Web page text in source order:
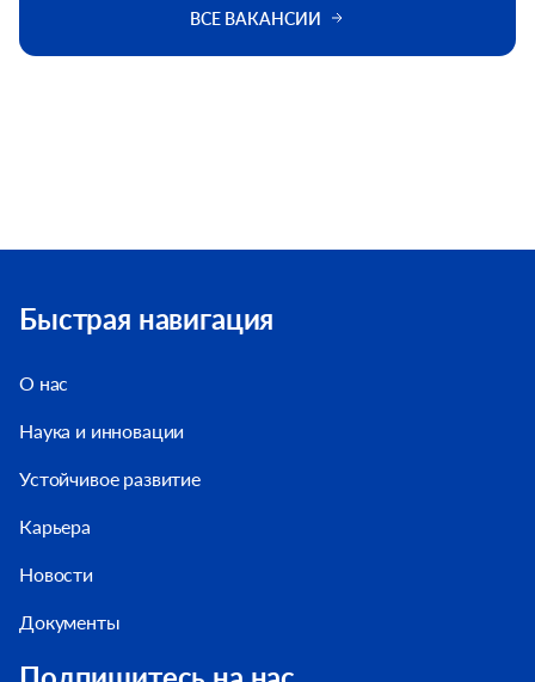
ВСЕ ВАКАНСИИ
Быстрая навигация
О нас
Наука и инновации
Устойчивое развитие
Карьера
Новости
Документы